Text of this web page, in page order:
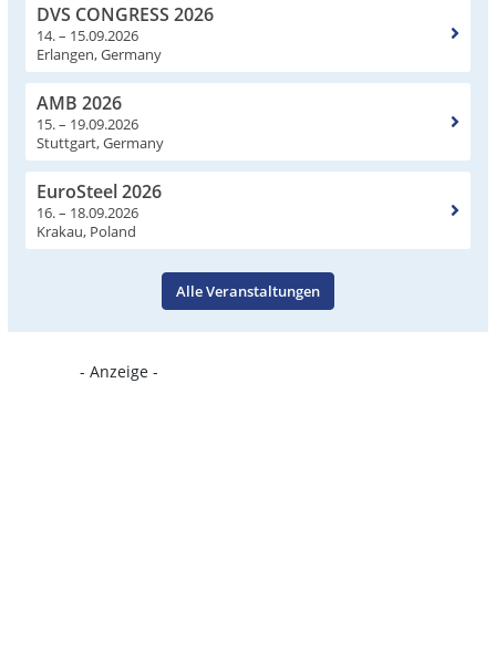
DVS CONGRESS 2026
14. – 15.09.2026
Erlangen, Germany
AMB 2026
15. – 19.09.2026
Stuttgart, Germany
EuroSteel 2026
16. – 18.09.2026
Krakau, Poland
Alle Veranstaltungen
- Anzeige -